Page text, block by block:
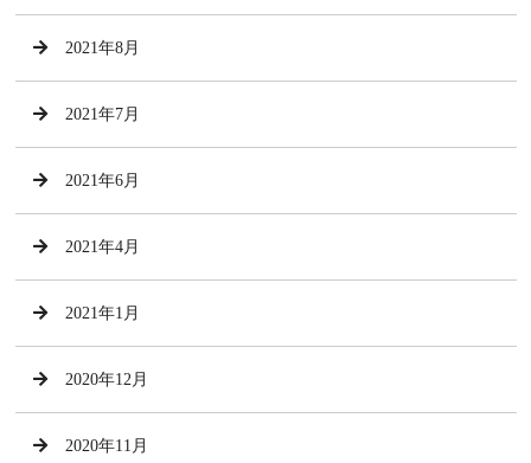
2021年8月
2021年7月
2021年6月
2021年4月
2021年1月
2020年12月
2020年11月